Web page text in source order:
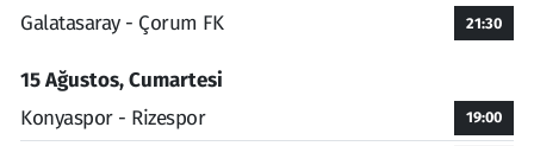
Galatasaray - Çorum FK
21:30
15 Ağustos, Cumartesi
Konyaspor - Rizespor
19:00